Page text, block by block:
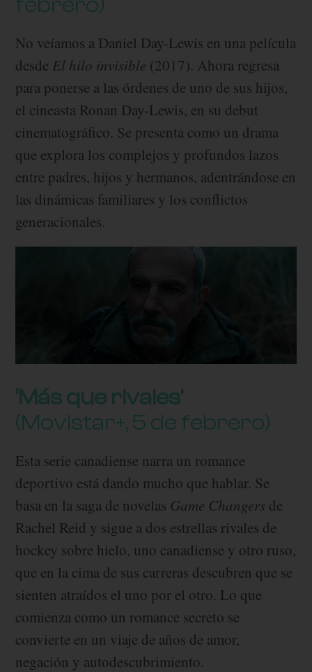
febrero)
No veíamos a Daniel Day-Lewis en una película
desde El hilo invisible (2017). Ahora regresa
para ponerse a las órdenes de uno de sus hijos,
el cineasta Ronan Day-Lewis, en su debut
cinematográfico. Se presenta como un drama
que explora los complejos y profundos lazos
entre padres, hijos y hermanos, adentrándose en
las dinámicas familiares y los conflictos
generacionales.
‘Más que rivales’
(Movistar+, 5 de febrero)
Esta serie canadiense narra un romance
deportivo está dando mucho que hablar. Se
basa en la saga de novelas Game Changers de
Rachel Reid y sigue a dos estrellas rivales de
hockey sobre hielo, uno canadiense y otro ruso,
que en la cima de sus carreras descubren que se
sienten atraídos el uno por el otro. Lo que
comienza como un romance secreto se
convierte en un viaje de años de amor,
negación y autodescubrimiento.